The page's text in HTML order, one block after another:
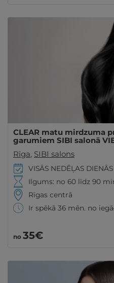
CLEAR matu mirdzuma
garumiem SIBI salonā
Rīga, SIBI salons
VISĀS NEDĒĻAS DIENĀS
Ilgums: no 60 līdz 90
Rīgas centrā
Ir spēkā 36 mēn. no
no 35€